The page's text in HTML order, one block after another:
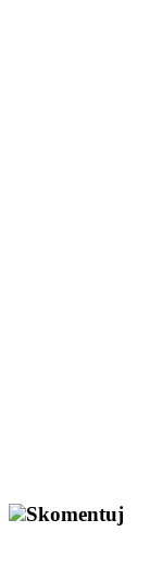
Skomentuj